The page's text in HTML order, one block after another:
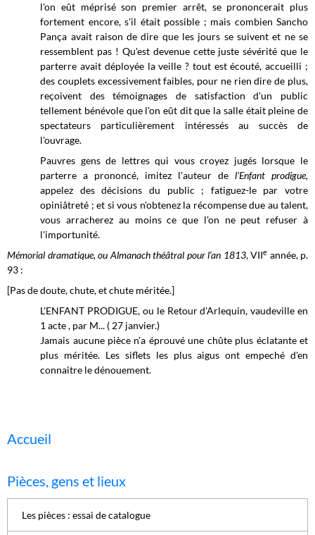
l'on eût méprisé son premier arrêt, se prononcerait plus
fortement encore, s'il était possible ; mais combien Sancho
Pança avait raison de dire que les jours se suivent et ne se
ressemblent pas ! Qu'est devenue cette juste sévérité que le
parterre avait déployée la veille ? tout est écouté, accueilli ;
des couplets excessivement faibles, pour ne rien dire de plus,
reçoivent des témoignages de satisfaction d'un public
tellement bénévole que l'on eût dit que la salle était pleine de
spectateurs particulièrement intéressés au succès de
l'ouvrage.
Pauvres gens de lettres qui vous croyez jugés lorsque le
parterre a prononcé, imitez l'auteur del'Enfant prodigue,
appelez des décisions du public ; fatiguez-le par votre
opiniâtreté ; et si vous n'obtenez la récompense due au talent,
vous arracherez au moins ce que l'on ne peut refuser à
l'importunité.
Mémorial dramatique, ou Almanach théâtral pour l’an 1813, VIIe année, p.
93 :
[Pas de doute, chute, et chute méritée.]
L'ENFANT PRODIGUE, ou le Retour d'Arlequin, vaudeville en
1 acte , par M... ( 27 janvier.)
Jamais aucune pièce n'a éprouvé une chûte plus éclatante et
plus méritée. Les siflets les plus aigus ont empeché d'en
connaitre le dénouement.
Accueil
Pièces, gens et lieux
Les pièces : essai de catalogue